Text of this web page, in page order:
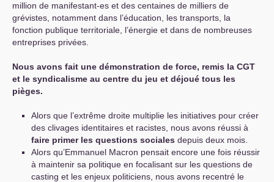
million de manifestant-es et des centaines de milliers de
grévistes, notamment dans l’éducation, les transports, la
fonction publique territoriale, l’énergie et dans de nombreuses
entreprises privées.
Nous avons fait une démonstration de force, remis la CGT
et le syndicalisme au centre du jeu et déjoué tous les
pièges.
Alors que l’extrême droite multiplie les initiatives pour créer
des clivages identitaires et racistes, nous avons réussi à
faire primer les questions sociales depuis deux mois.
Alors qu’Emmanuel Macron pensait encore une fois réussir
à maintenir sa politique en focalisant sur les questions de
casting et les enjeux politiciens, nous avons recentré le